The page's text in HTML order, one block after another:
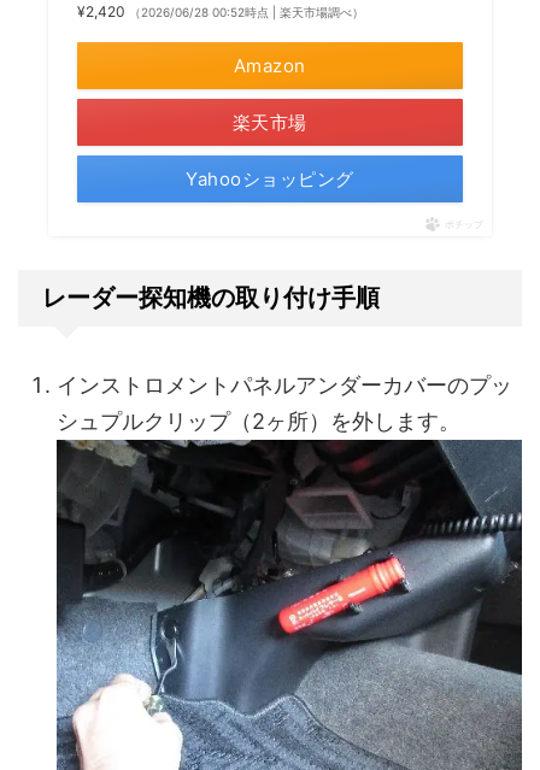
¥2,420
（2026/06/28 00:52時点 | 楽天市場調べ）
Amazon
楽天市場
Yahooショッピング
ポチップ
レーダー探知機の取り付け手順
インストロメントパネルアンダーカバーのプッ
シュプルクリップ（2ヶ所）を外します。